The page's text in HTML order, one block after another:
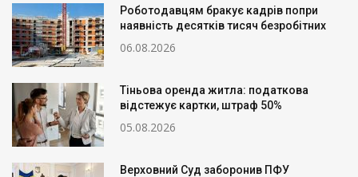
Роботодавцям бракує кадрів попри
наявність десятків тисяч безробітних
06.08.2026
Тіньова оренда житла: податкова
відстежує картки, штраф 50%
05.08.2026
Верховний Суд заборонив ПФУ